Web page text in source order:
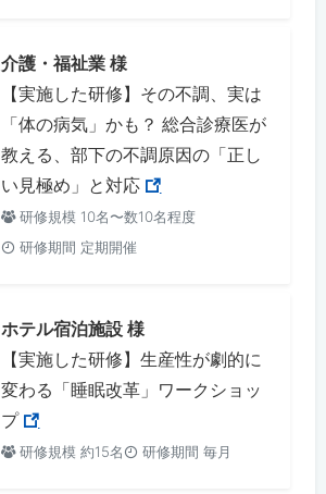
介護・福祉業 様
【実施した研修】その不調、実は
「体の病気」かも？ 総合診療医が
教える、部下の不調原因の「正し
い見極め」と対応
研修規模 10名〜数10名程度
研修期間 定期開催
ホテル宿泊施設 様
【実施した研修】生産性が劇的に
変わる「睡眠改革」ワークショッ
プ
研修規模 約15名 研修期間 毎月